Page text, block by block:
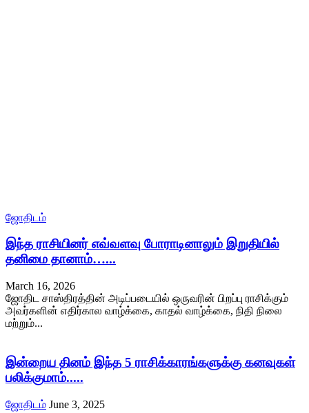
ஜோதிடம்
இந்த ராசியினர் எவ்வளவு போராடினாலும் இறுதியில்
தனிமை தானாம்…...
March 16, 2026
ஜோதிட சாஸ்திரத்தின் அடிப்படையில் ஒருவரின் பிறப்பு ராசிக்கும்
அவர்களின் எதிர்கால வாழ்க்கை, காதல் வாழ்க்கை, நிதி நிலை
மற்றும்...
இன்றைய தினம் இந்த 5 ராசிக்காரங்களுக்கு கனவுகள்
பலிக்குமாம்.....
ஜோதிடம் June 3, 2025